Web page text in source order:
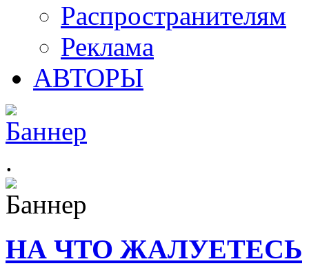
Распространителям
Реклама
АВТОРЫ
.
НА ЧТО ЖАЛУЕТЕСЬ